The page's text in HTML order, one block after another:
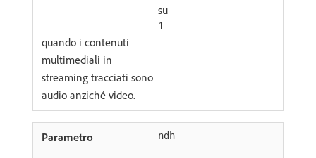
su
1
quando i contenuti
multimediali in
streaming tracciati sono
audio anziché video.
ndh